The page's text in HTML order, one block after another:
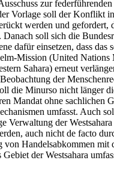
zur
Vorlage soll der Konflikt
werden und gefordert,
Danach soll sich die
dafür einsetzen, dass das
Mission (United Nations
Sahara) erneut
der
die Minurso nicht länger
Mandat ohne sachlichen
umfasst. Auch
Verwaltung der
auch nicht de facto
von Handelsabkommen mit
der Westsahara